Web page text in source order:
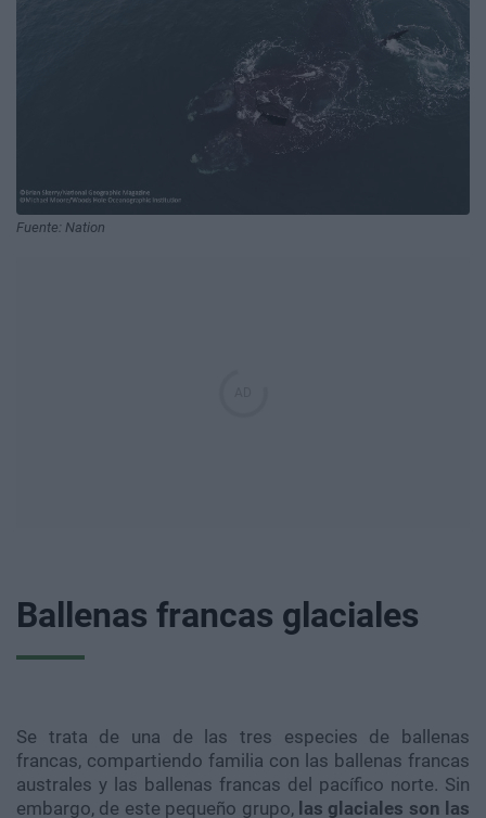
Fuente: Nation
Ballenas francas glaciales
Se trata de una de las tres especies de ballenas
francas, compartiendo familia con las ballenas francas
australes y las ballenas francas del pacífico norte. Sin
embargo, de este pequeño grupo, las glaciales son las